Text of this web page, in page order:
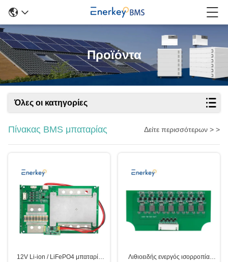
Προϊόντα
Όλες οι κατηγορίες
Πίνακας BMS μπαταρίας Δείτε περισσότερων > >
12V Li-ion / LiFePO4 μπαταρία
Λιθιοειδής ενεργός ισορροπία